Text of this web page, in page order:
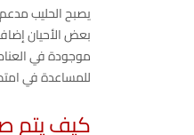
يصبح الحليب
بعض الأحيان
موجودة في
للمساعدة في
كيف يتم